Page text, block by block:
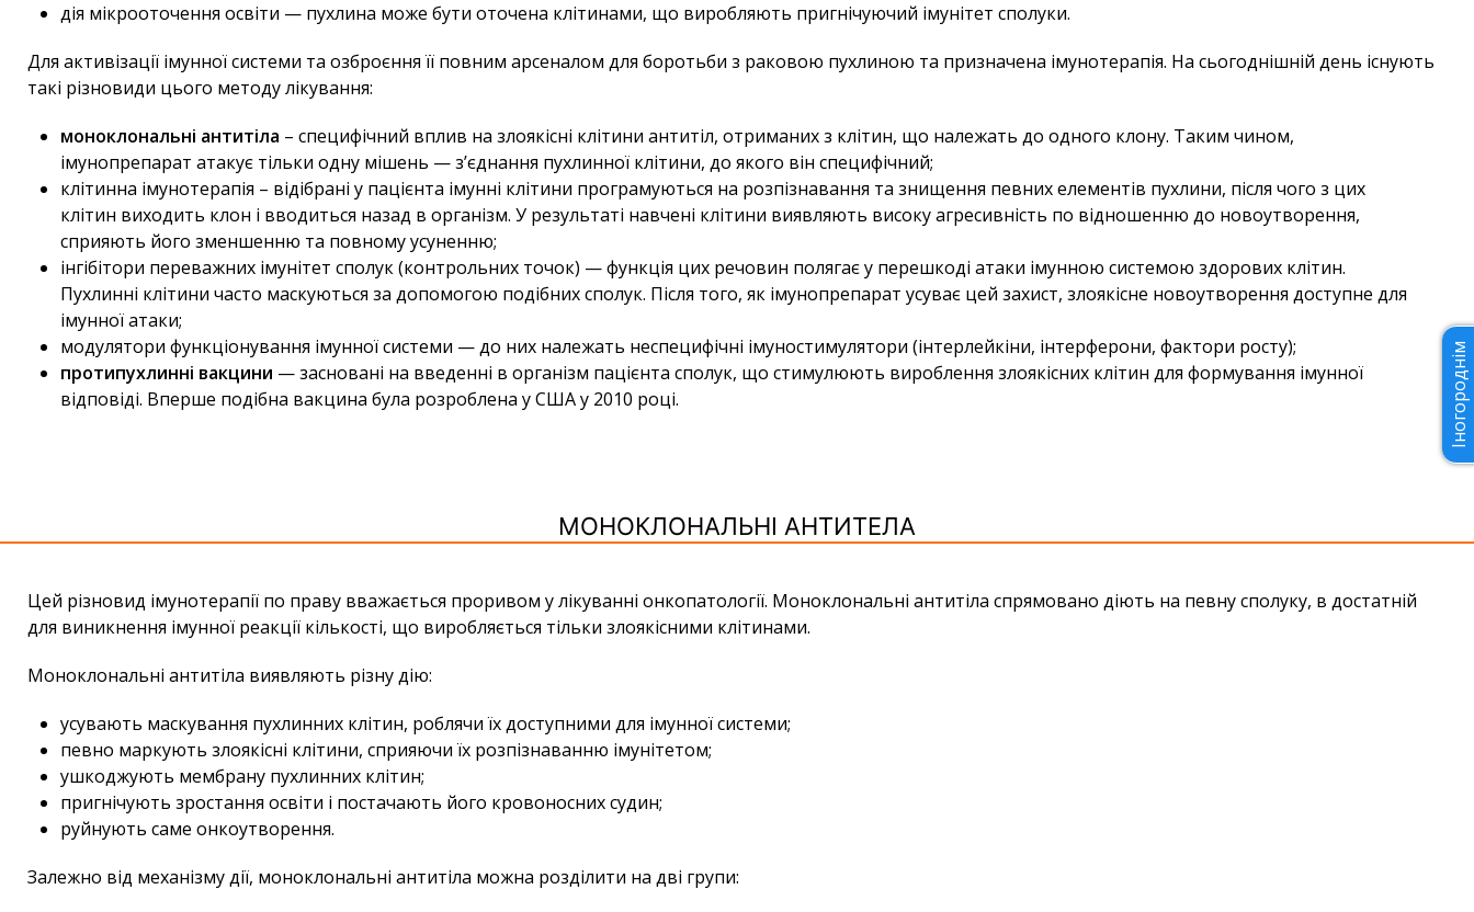
дія мікрооточення освіти — пухлина може бути оточена клітинами, що виробляють пригнічуючий імунітет сполуки.
Для активізації імунної системи та озброєння її повним арсеналом для боротьби з раковою пухлиною та призначена імунотерапія. На сьогоднішній день існують
такі різновиди цього методу лікування:
моноклональні антитіла – специфічний вплив на злоякісні клітини антитіл, отриманих з клітин, що належать до одного клону. Таким чином,
імунопрепарат атакує тільки одну мішень — з’єднання пухлинної клітини, до якого він специфічний;
клітинна імунотерапія – відібрані у пацієнта імунні клітини програмуються на розпізнавання та знищення певних елементів пухлини, після чого з цих
клітин виходить клон і вводиться назад в організм. У результаті навчені клітини виявляють високу агресивність по відношенню до новоутворення,
сприяють його зменшенню та повному усуненню;
інгібітори переважних імунітет сполук (контрольних точок) — функція цих речовин полягає у перешкоді атаки імунною системою здорових клітин.
Пухлинні клітини часто маскуються за допомогою подібних сполук. Після того, як імунопрепарат усуває цей захист, злоякісне новоутворення доступне для
імунної атаки;
модулятори функціонування імунної системи — до них належать неспецифічні імуностимулятори (інтерлейкіни, інтерферони, фактори росту);
протипухлинні вакцини — засновані на введенні в організм пацієнта сполук, що стимулюють вироблення злоякісних клітин для формування імунної
відповіді. Вперше подібна вакцина була розроблена у США у 2010 році.
МОНОКЛОНАЛЬНІ АНТИТЕЛА
Цей різновид імунотерапії по праву вважається проривом у лікуванні онкопатології. Моноклональні антитіла спрямовано діють на певну сполуку, в достатній
для виникнення імунної реакції кількості, що виробляється тільки злоякісними клітинами.
Моноклональні антитіла виявляють різну дію:
усувають маскування пухлинних клітин, роблячи їх доступними для імунної системи;
певно маркують злоякісні клітини, сприяючи їх розпізнаванню імунітетом;
ушкоджують мембрану пухлинних клітин;
пригнічують зростання освіти і постачають його кровоносних судин;
руйнують саме онкоутворення.
Залежно від механізму дії, моноклональні антитіла можна розділити на дві групи:
Іногороднім